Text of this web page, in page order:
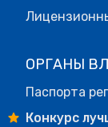
ОРГАНЫ
Паспорта
Конкурс